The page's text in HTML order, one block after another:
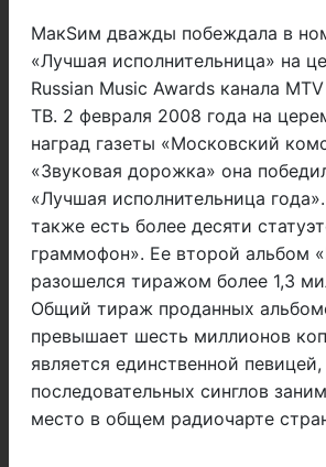
МакSим дважды побеждала в
«Лучшая исполнительница» на
Russian Music Awards канала
ТВ. 2 февраля 2008 года на
наград газеты «Московский
«Звуковая дорожка» она
«Лучшая исполнительница
также есть более десяти
граммофон». Ее второй альбом
разошелся тиражом более 1,3
Общий тираж проданных
превышает шесть миллионов
является единственной
последовательных синглов
место в общем радиочарте